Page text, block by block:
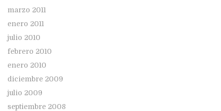
marzo 2011
enero 2011
julio 2010
febrero 2010
enero 2010
diciembre 2009
julio 2009
septiembre 2008